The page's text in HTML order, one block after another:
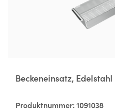
Beckeneinsatz, Edelstahl
Produktnummer:1091038